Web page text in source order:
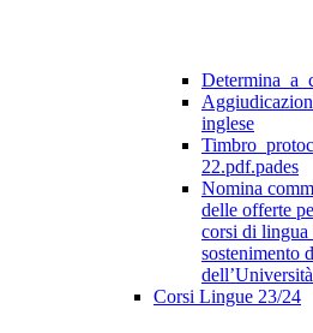
inglese
22.pdf.pades
Nomina
delle offerte
corsi di lingua
sostenimento
Corsi Lingue 23/24